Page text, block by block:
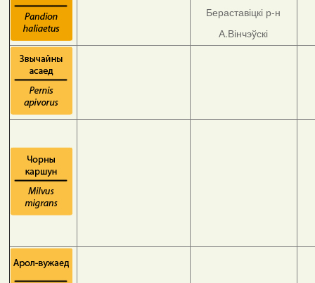
Бераставіцкі р-н
А.Вінчэўскі